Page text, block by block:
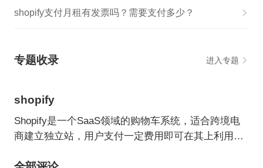
shopify支付月租有发票吗？需要支付多少？
专题收录 进入专题
shopify
Shopify是一个SaaS领域的购物车系统，适合跨境电
商建立独立站，用户支付一定费用即可在其上利用各